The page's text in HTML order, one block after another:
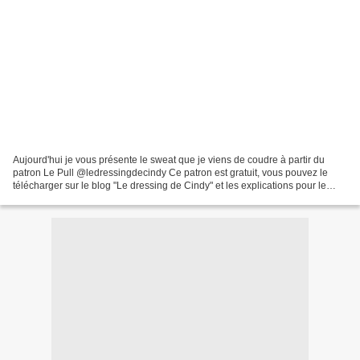
Aujourd'hui je vous présente le sweat que je viens de coudre à partir du
patron Le Pull @ledressingdecindy Ce patron est gratuit, vous pouvez le
télécharger sur le blog "Le dressing de Cindy" et les explications pour le